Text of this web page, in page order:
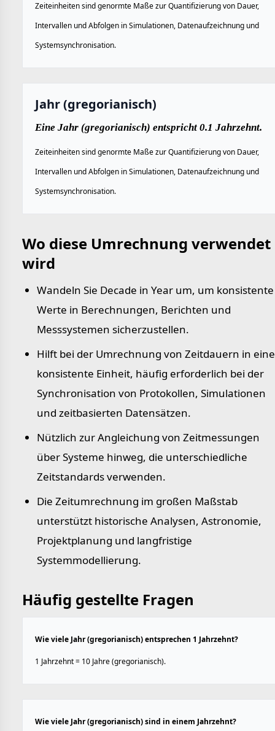
Zeiteinheiten sind genormte Maße zur Quantifizierung von Dauer,
Intervallen und Abfolgen in Simulationen, Datenaufzeichnung und
Systemsynchronisation.
Jahr (gregorianisch)
Eine Jahr (gregorianisch) entspricht 0.1 Jahrzehnt.
Zeiteinheiten sind genormte Maße zur Quantifizierung von Dauer,
Intervallen und Abfolgen in Simulationen, Datenaufzeichnung und
Systemsynchronisation.
Wo diese Umrechnung verwendet
wird
Wandeln Sie Decade in Year um, um konsistente
Werte in Berechnungen, Berichten und
Messsystemen sicherzustellen.
Hilft bei der Umrechnung von Zeitdauern in eine
konsistente Einheit, häufig erforderlich bei der
Synchronisation von Protokollen, Simulationen
und zeitbasierten Datensätzen.
Nützlich zur Angleichung von Zeitmessungen
über Systeme hinweg, die unterschiedliche
Zeitstandards verwenden.
Die Zeitumrechnung im großen Maßstab
unterstützt historische Analysen, Astronomie,
Projektplanung und langfristige
Systemmodellierung.
Häufig gestellte Fragen
Wie viele Jahr (gregorianisch) entsprechen 1 Jahrzehnt?
1 Jahrzehnt = 10 Jahre (gregorianisch).
Wie viele Jahr (gregorianisch) sind in einem Jahrzehnt?